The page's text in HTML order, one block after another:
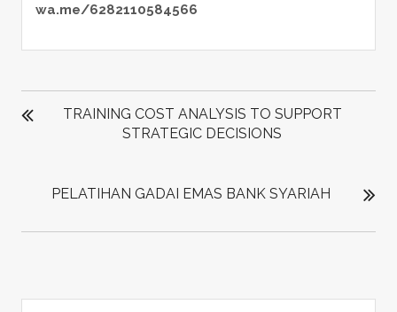
wa.me/6282110584566
POST
NAVIGATION
TRAINING COST ANALYSIS TO SUPPORT
STRATEGIC DECISIONS
PELATIHAN GADAI EMAS BANK SYARIAH